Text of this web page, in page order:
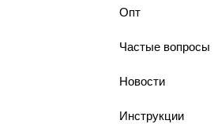
Опт
Частые вопросы
Новости
Инструкции